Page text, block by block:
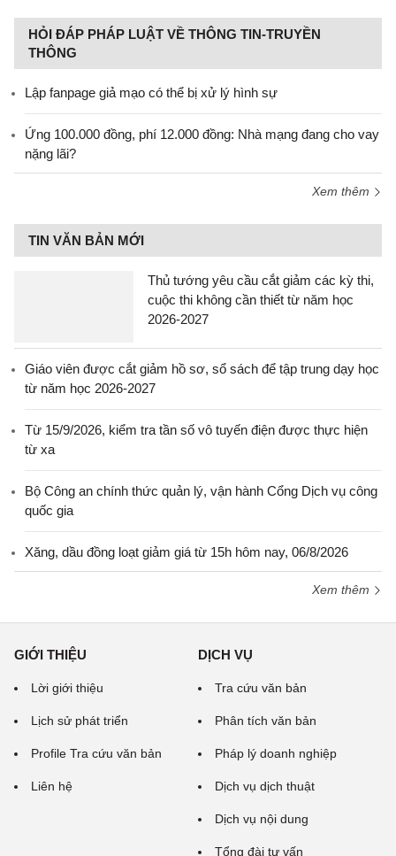
HỎI ĐÁP PHÁP LUẬT VỀ THÔNG TIN-TRUYỀN
THÔNG
Lập fanpage giả mạo có thể bị xử lý hình sự
Ứng 100.000 đồng, phí 12.000 đồng: Nhà mạng đang cho vay
nặng lãi?
Xem thêm
TIN VĂN BẢN MỚI
Thủ tướng yêu cầu cắt giảm các kỳ thi,
cuộc thi không cần thiết từ năm học
2026-2027
Giáo viên được cắt giảm hồ sơ, sổ sách để tập trung dạy học
từ năm học 2026-2027
Từ 15/9/2026, kiểm tra tần số vô tuyến điện được thực hiện
từ xa
Bộ Công an chính thức quản lý, vận hành Cổng Dịch vụ công
quốc gia
Xăng, dầu đồng loạt giảm giá từ 15h hôm nay, 06/8/2026
Xem thêm
GIỚI THIỆU
Lời giới thiệu
Lịch sử phát triển
Profile Tra cứu văn bản
Liên hệ
DỊCH VỤ
Tra cứu văn bản
Phân tích văn bản
Pháp lý doanh nghiệp
Dịch vụ dịch thuật
Dịch vụ nội dung
Tổng đài tư vấn